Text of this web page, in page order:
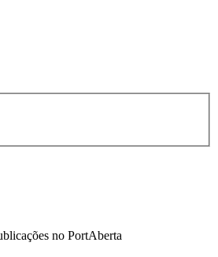
no PortAberta